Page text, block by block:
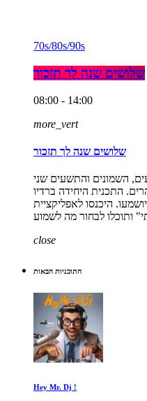
70s/80s/90s
שלושים שנה לך תזכור
08:00 - 14:00
more_vert
שלושים שנה לך תזכור
השמונים והתשעים שני
עד 4 אחר הצהרים. התכנית היחידה ברדיו
היכנסו לאפליקציית
close
התוכניות הבאות
Hey Mr. Dj !